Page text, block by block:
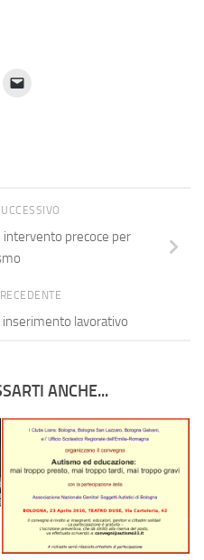
intervento precoce per
lavorativo
ANCHE...